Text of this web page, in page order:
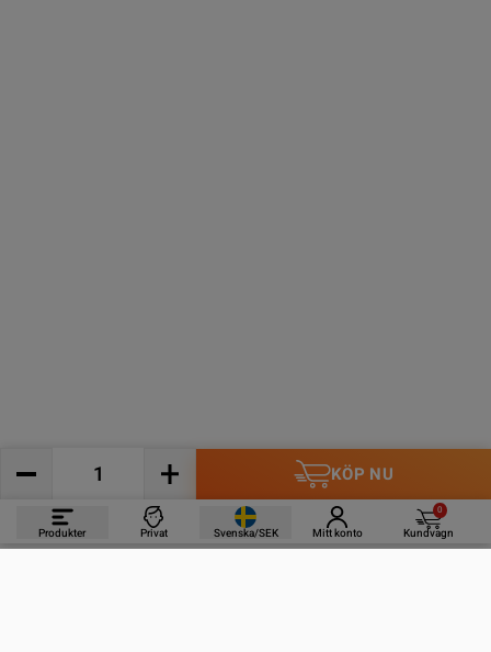
KÖP NU
Produkter Privat Svenska/SEK Mitt konto
0
Kundvagn